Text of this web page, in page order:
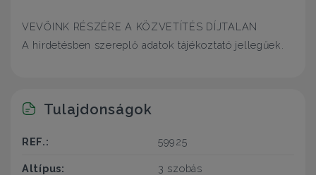
VEVŐINK RÉSZÉRE A KÖZVETÍTÉS DÍJTALAN
A hirdetésben szereplő adatok tájékoztató jellegűek.
Tulajdonságok
REF.: 59925
Altípus: 3 szobás